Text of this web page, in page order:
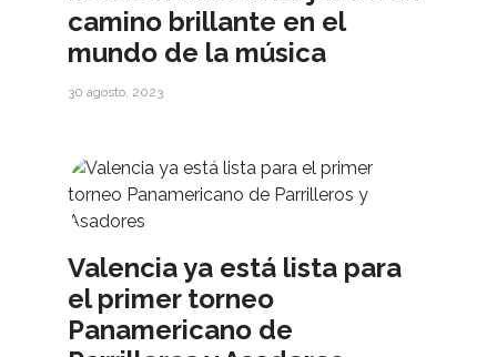
camino brillante en el
mundo de la música
30 agosto, 2023
Valencia ya está lista para
el primer torneo
Panamericano de